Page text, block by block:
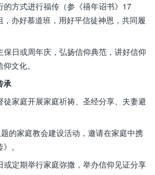
的方式进行福传（参《禧年诏书》17
办好慕道班，用好平信徒神恩，共同履
保日或周年庆，弘扬信仰典范，讲好信仰
文化。
承
徒家庭开展家庭祈祷、圣经分享、夫妻避
题的家庭教会建设活动，邀请在家庭中携
。
或定期举行家庭弥撒，举办信仰见证分享